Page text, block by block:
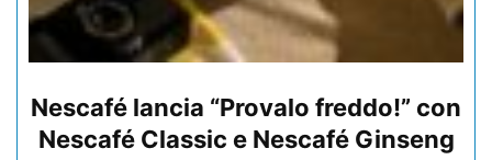
Nescafé lancia “Provalo freddo!” con
Nescafé Classic e Nescafé Ginseng